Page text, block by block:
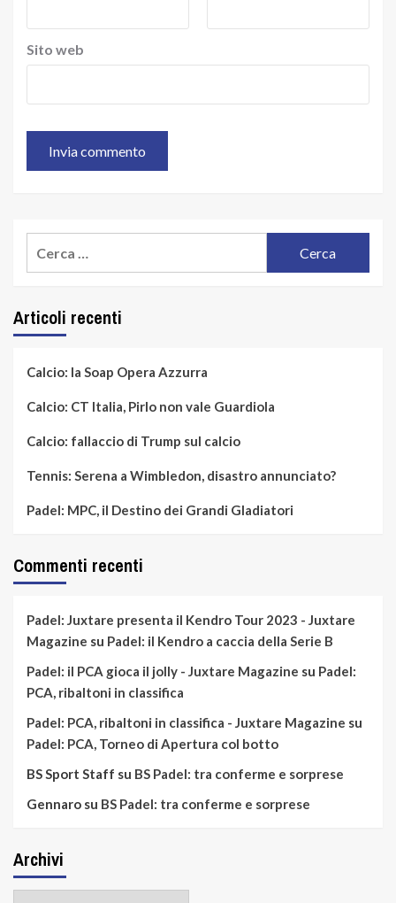
Sito web
Articoli recenti
Calcio: la Soap Opera Azzurra
Calcio: CT Italia, Pirlo non vale Guardiola
Calcio: fallaccio di Trump sul calcio
Tennis: Serena a Wimbledon, disastro annunciato?
Padel: MPC, il Destino dei Grandi Gladiatori
Commenti recenti
Padel: Juxtare presenta il Kendro Tour 2023 - Juxtare
Magazine su Padel: il Kendro a caccia della Serie B
Padel: il PCA gioca il jolly - Juxtare Magazine su Padel:
PCA, ribaltoni in classifica
Padel: PCA, ribaltoni in classifica - Juxtare Magazine su
Padel: PCA, Torneo di Apertura col botto
BS Sport Staff su BS Padel: tra conferme e sorprese
Gennaro su BS Padel: tra conferme e sorprese
Archivi